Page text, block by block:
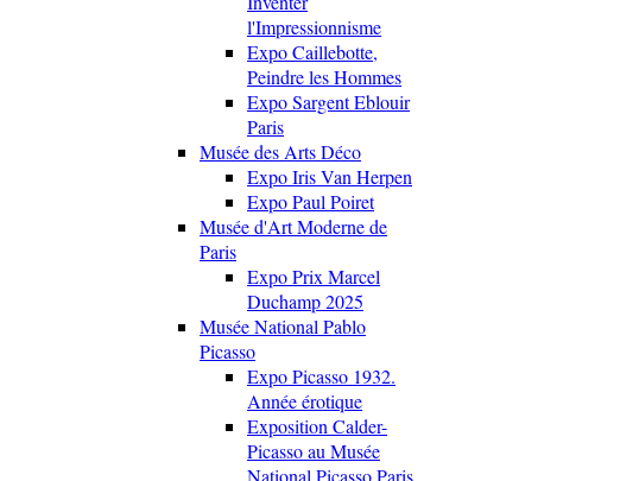
l'Impressionnisme
Expo Caillebotte,
Peindre les Hommes
Expo Sargent Eblouir
Paris
Musée des Arts Déco
Expo Iris Van Herpen
Expo Paul Poiret
Musée d'Art Moderne de
Paris
Expo Prix Marcel
Duchamp 2025
Musée National Pablo
Picasso
Expo Picasso 1932.
Année érotique
Exposition Calder-
Picasso au Musée